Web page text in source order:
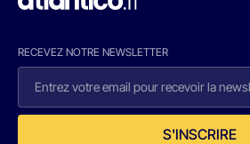
RECEVEZ NOTRE NEWSLETTER
S'INSCRIRE